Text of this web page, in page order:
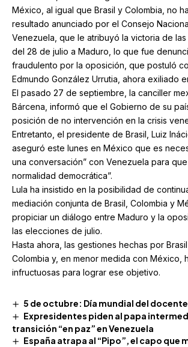
México, al igual que Brasil y Colombia, no
resultado anunciado por el Consejo
Venezuela, que le atribuyó la victoria de
del 28 de julio a Maduro, lo que fue
fraudulento por la oposición, que postuló
Edmundo González Urrutia, ahora exiliado
El pasado 27 de septiembre, la canciller
Bárcena, informó que el Gobierno de su
posición de no intervención en la crisis
Entretanto, el presidente de Brasil, Luiz
aseguró este lunes en México que es
una conversación” con Venezuela para
normalidad democrática”.
Lula ha insistido en la posibilidad de
mediación conjunta de Brasil, Colombia y
propiciar un diálogo entre Maduro y la
las elecciones de julio.
Hasta ahora, las gestiones hechas por
Colombia y, en menor medida con México,
infructuosas para lograr ese objetivo.
5 de octubre: Día mundial del docente
Expresidentes piden al papa
transición “en paz” en Venezuela
España atrapa al “Pipo”, el capo que